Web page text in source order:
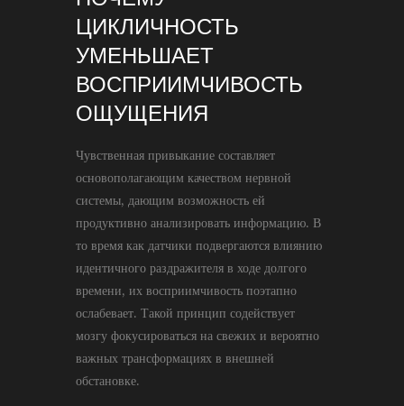
ЦИКЛИЧНОСТЬ
УМЕНЬШАЕТ
ВОСПРИИМЧИВОСТЬ
ОЩУЩЕНИЯ
Чувственная привыкание составляет
основополагающим качеством нервной
системы, дающим возможность ей
продуктивно анализировать информацию. В
то время как датчики подвергаются влиянию
идентичного раздражителя в ходе долгого
времени, их восприимчивость поэтапно
ослабевает. Такой принцип содействует
мозгу фокусироваться на свежих и вероятно
важных трансформациях в внешней
обстановке.